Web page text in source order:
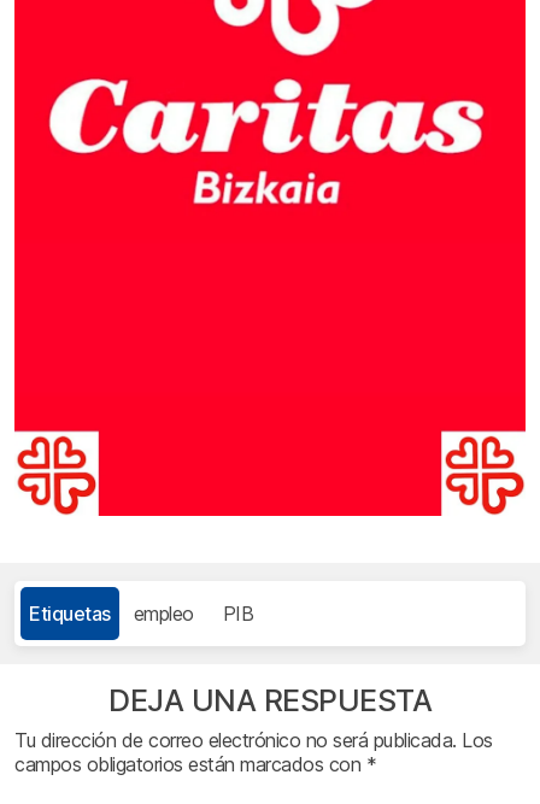
Etiquetas empleo PIB
DEJA UNA RESPUESTA
Tu dirección de correo electrónico no será publicada. Los
campos obligatorios están marcados con *